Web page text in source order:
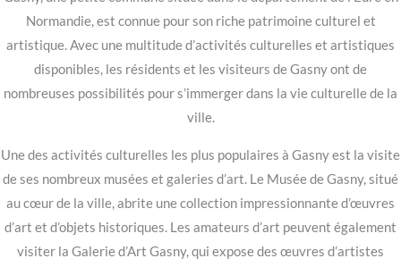
Normandie, est connue pour son riche patrimoine culturel et
artistique. Avec une multitude d’activités culturelles et artistiques
disponibles, les résidents et les visiteurs de Gasny ont de
nombreuses possibilités pour s’immerger dans la vie culturelle de la
ville.
Une des activités culturelles les plus populaires à Gasny est la visite
de ses nombreux musées et galeries d’art. Le Musée de Gasny, situé
au cœur de la ville, abrite une collection impressionnante d’œuvres
d’art et d’objets historiques. Les amateurs d’art peuvent également
visiter la Galerie d’Art Gasny, qui expose des œuvres d’artistes